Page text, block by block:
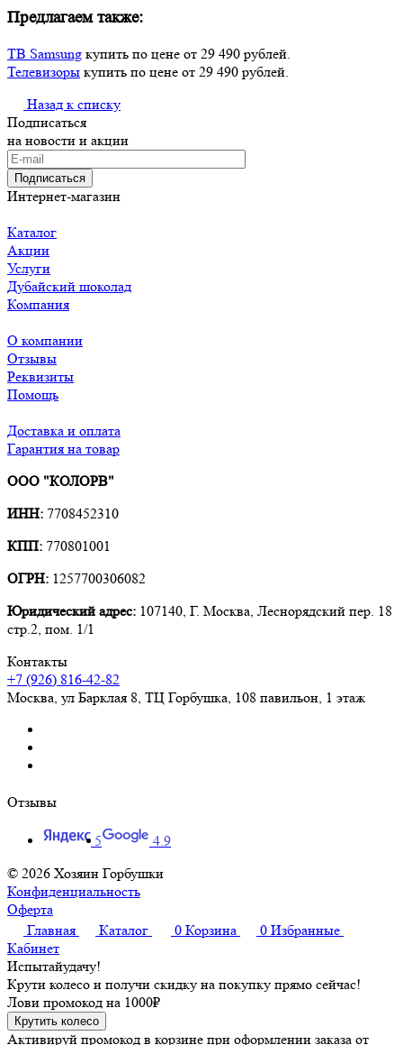
Предлагаем также:
ТВ Samsung купить по цене от 29 490 рублей.
Телевизоры купить по цене от 29 490 рублей.
Назад к списку
Подписаться
на новости и акции
Подписаться
Интернет-магазин
Каталог
Акции
Услуги
Дубайский шоколад
Компания
О компании
Отзывы
Реквизиты
Помощь
Доставка и оплата
Гарантия на товар
ООО "КОЛОРВ"
ИНН: 7708452310
КПП: 770801001
ОГРН: 1257700306082
Юридический адрес: 107140, Г. Москва, Леснорядский пер. 18
стр.2, пом. 1/1
Контакты
+7 (926) 816-42-82
Москва ул Барклая 8, ТЦ Горбушка, 108 павильон, 1 этаж
Отзывы
5
4.9
© 2026 Хозяин Горбушки
Конфиденциальность
Оферта
Главная
Каталог 0 Корзина 0 Избранные
Кабинет
Испытайудачу!
Крути колесо и получи скидку на покупку прямо сейчас!
Лови промокод на 1000₽
Крутить колесо
Активируй промокод в корзине при оформлении заказа от